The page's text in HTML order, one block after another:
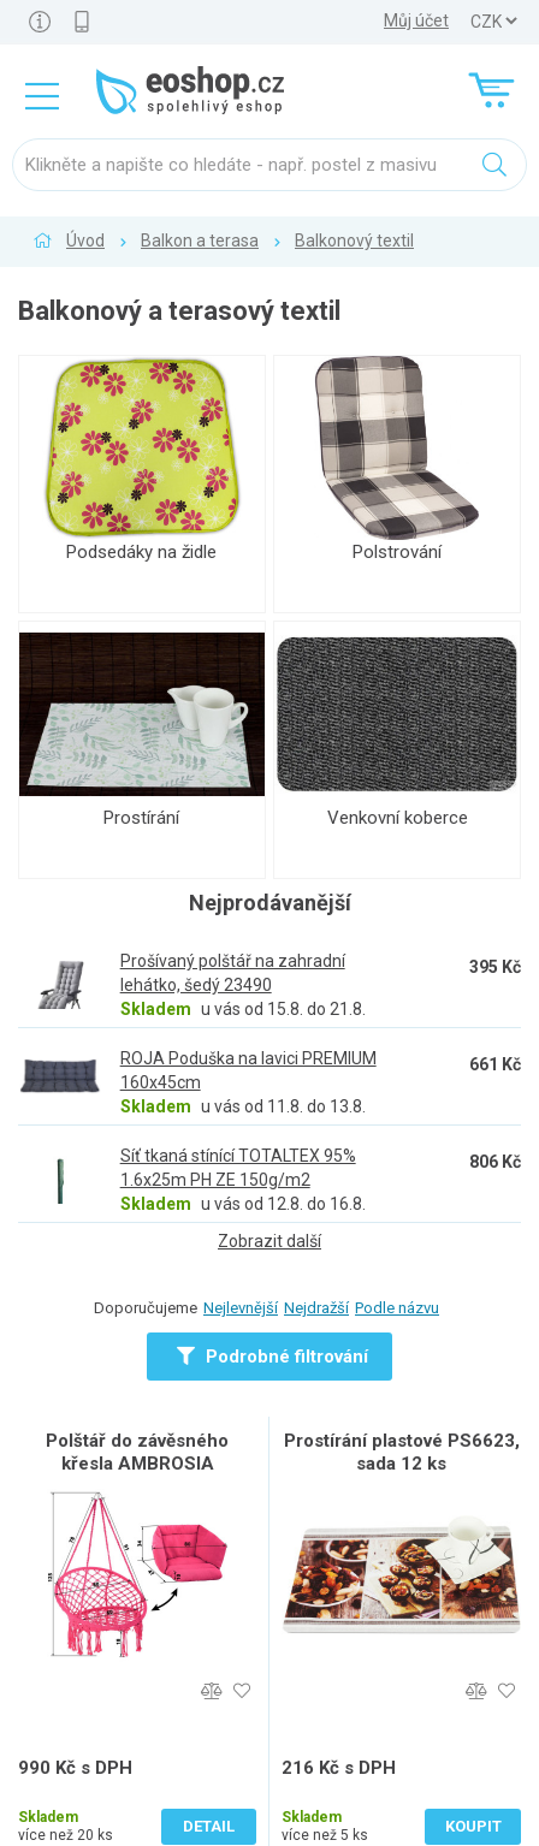
Můj účet
Úvod Balkon a terasa Balkonový textil
Balkonový a terasový textil
Podsedáky na židle Polstrování
Prostírání Venkovní koberce
Nejprodávanější
Prošívaný polštář na zahradní
lehátko, šedý 23490
Skladem u vás od 15.8. do 21.8.
395 Kč
ROJA Poduška na lavici PREMIUM
160x45cm
Skladem u vás od 11.8. do 13.8.
661 Kč
Síť tkaná stínící TOTALTEX 95%
1.6x25m PH ZE 150g/m2
Skladem u vás od 12.8. do 16.8.
806 Kč
Zobrazit další
Doporučujeme Nejlevnější Nejdražší Podle názvu
Podrobné filtrování
Polštář do závěsného
křesla AMBROSIA
990 Kč s DPH
Skladem
více než 20 ks
DETAIL
Prostírání plastové PS6623,
sada 12 ks
216 Kč s DPH
Skladem
více než 5 ks
KOUPIT